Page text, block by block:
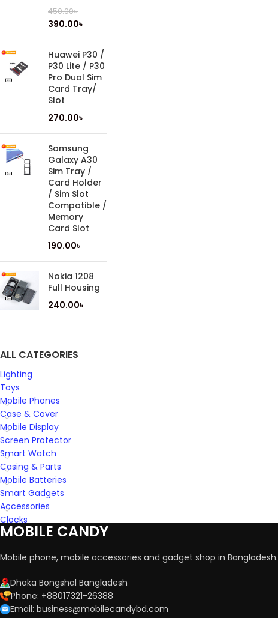
450.00৳
390.00৳
Huawei P30 /
P30 Lite / P30
Pro Dual Sim
Card Tray/
Slot
270.00৳
Samsung
Galaxy A30
Sim Tray /
Card Holder
/ Sim Slot
Compatible /
Memory
Card Slot
190.00৳
Nokia 1208
Full Housing
240.00৳
ALL CATEGORIES
Lighting
Toys
Mobile Phones
Case & Cover
Mobile Display
Screen Protector
Smart Watch
Casing & Parts
Mobile Batteries
Smart Gadgets
Accessories
Clocks
MOBILE CANDY
Mobile phone, mobile accessories and gadget shop in Bangladesh.
Dhaka Bongshal Bangladesh
Phone: +88017321-26388
Email: business@mobilecandybd.com